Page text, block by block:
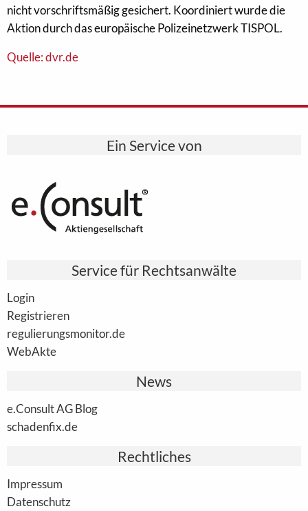
nicht vorschriftsmäßig gesichert. Koordiniert wurde die
Aktion durch das europäische Polizeinetzwerk TISPOL.
Quelle: dvr.de
Ein Service von
Service für Rechtsanwälte
Login
Registrieren
regulierungsmonitor.de
WebAkte
News
e.Consult AG Blog
schadenfix.de
Rechtliches
Impressum
Datenschutz